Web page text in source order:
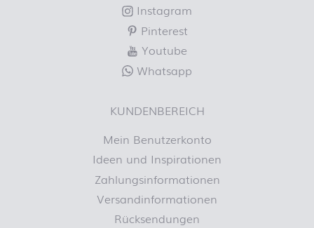
Instagram
Pinterest
Youtube
Whatsapp
KUNDENBEREICH
Mein Benutzerkonto
Ideen und Inspirationen
Zahlungsinformationen
Versandinformationen
Rücksendungen